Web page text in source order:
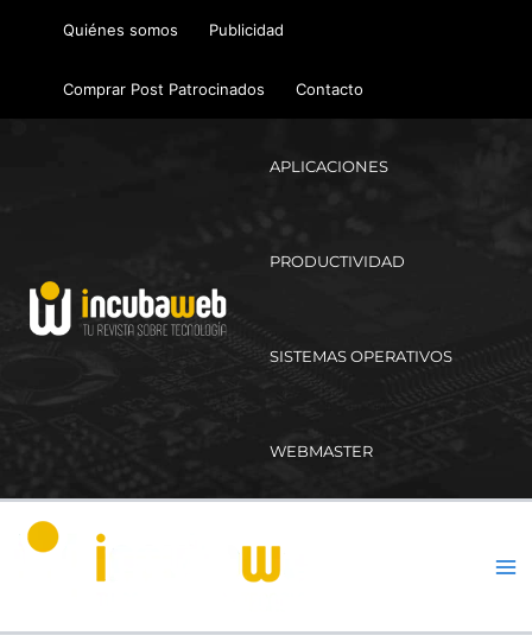
Quiénes somos Publicidad
Comprar Post Patrocinados Contacto
APLICACIONES
PRODUCTIVIDAD
SISTEMAS OPERATIVOS
WEBMASTER